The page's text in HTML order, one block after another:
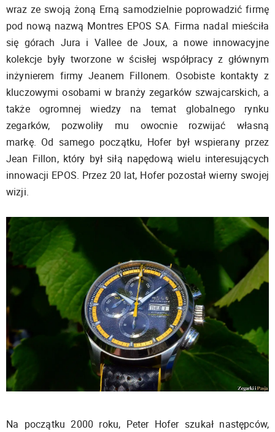
wraz ze swoją żoną Erną samodzielnie poprowadzić firmę
pod nową nazwą Montres EPOS SA. Firma nadal mieściła
się górach Jura i Vallee de Joux, a nowe innowacyjne
kolekcje były tworzone w ścisłej współpracy z głównym
inżynierem firmy Jeanem Fillonem. Osobiste kontakty z
kluczowymi osobami w branży zegarków szwajcarskich, a
także ogromnej wiedzy na temat globalnego rynku
zegarków, pozwoliły mu owocnie rozwijać własną
markę. Od samego początku, Hofer był wspierany przez
Jean Fillon, który był siłą napędową wielu interesujących
innowacji EPOS. Przez 20 lat, Hofer pozostał wierny swojej
wizji.
Na początku 2000 roku, Peter Hofer szukał następców,